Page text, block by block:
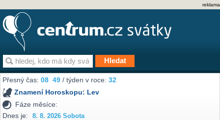
reklama
Přesný čas:08 49 / týden v roce:32
Znamení Horoskopu: Lev
Fáze měsíce:
Dnes je:
8. 8. 2026 Sobota